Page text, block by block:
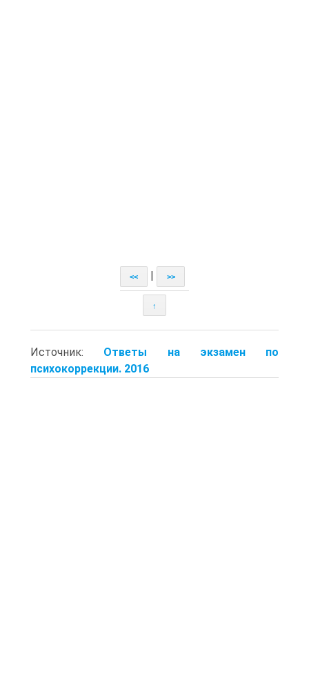
<< >>
↑
Источник: Ответы на экзамен по
психокоррекции. 2016